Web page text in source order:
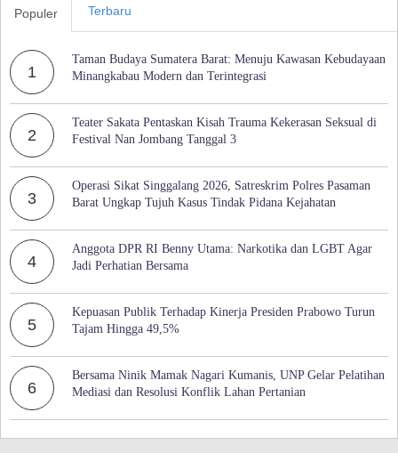
Populer Terbaru
1
Taman Budaya Sumatera Barat: Menuju Kawasan Kebudayaan
Minangkabau Modern dan Terintegrasi
2
Teater Sakata Pentaskan Kisah Trauma Kekerasan Seksual di
Festival Nan Jombang Tanggal 3
3
Operasi Sikat Singgalang 2026, Satreskrim Polres Pasaman
Barat Ungkap Tujuh Kasus Tindak Pidana Kejahatan
4
Anggota DPR RI Benny Utama: Narkotika dan LGBT Agar
Jadi Perhatian Bersama
5
Kepuasan Publik Terhadap Kinerja Presiden Prabowo Turun
Tajam Hingga 49,5%
6
Bersama Ninik Mamak Nagari Kumanis, UNP Gelar Pelatihan
Mediasi dan Resolusi Konflik Lahan Pertanian